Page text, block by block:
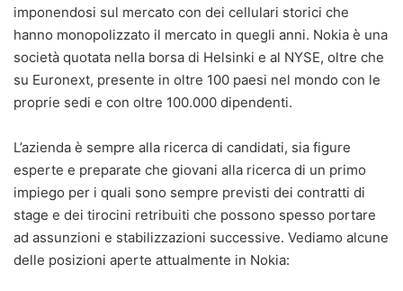
imponendosi sul mercato con dei cellulari storici che
hanno monopolizzato il mercato in quegli anni. Nokia è una
società quotata nella borsa di Helsinki e al NYSE, oltre che
su Euronext, presente in oltre 100 paesi nel mondo con le
proprie sedi e con oltre 100.000 dipendenti.
L’azienda è sempre alla ricerca di candidati, sia figure
esperte e preparate che giovani alla ricerca di un primo
impiego per i quali sono sempre previsti dei contratti di
stage e dei tirocini retribuiti che possono spesso portare
ad assunzioni e stabilizzazioni successive. Vediamo alcune
delle posizioni aperte attualmente in Nokia: